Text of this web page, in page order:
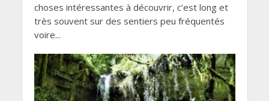
choses intéressantes à découvrir, c’est long et
très souvent sur des sentiers peu fréquentés
voire...